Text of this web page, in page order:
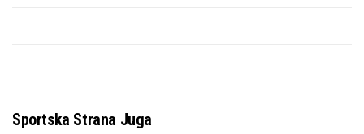
Sportska Strana Juga